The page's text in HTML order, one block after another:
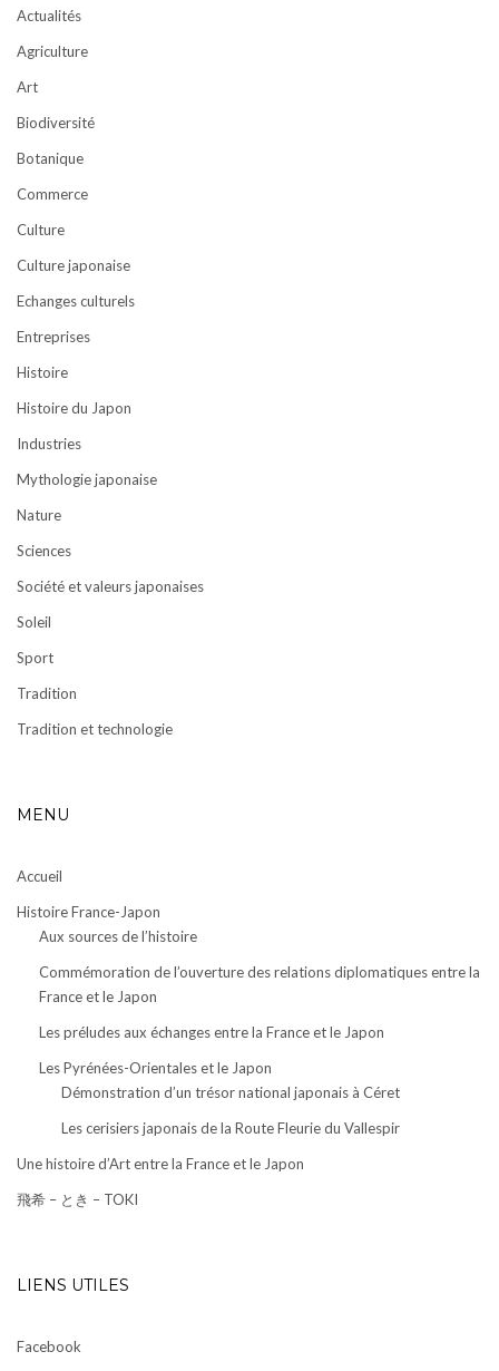
Actualités
Agriculture
Art
Biodiversité
Botanique
Commerce
Culture
Culture japonaise
Echanges culturels
Entreprises
Histoire
Histoire du Japon
Industries
Mythologie japonaise
Nature
Sciences
Société et valeurs japonaises
Soleil
Sport
Tradition
Tradition et technologie
MENU
Accueil
Histoire France-Japon
Aux sources de l’histoire
Commémoration de l’ouverture des relations diplomatiques entre la
France et le Japon
Les préludes aux échanges entre la France et le Japon
Les Pyrénées-Orientales et le Japon
Démonstration d’un trésor national japonais à Céret
Les cerisiers japonais de la Route Fleurie du Vallespir
Une histoire d’Art entre la France et le Japon
飛希 – とき – TOKI
LIENS UTILES
Facebook